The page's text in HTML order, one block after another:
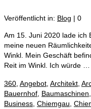
Veröffentlicht in: Blog | 0
Am 15. Juni 2020 lade ich
meine neuen
Winkl. Mein Geschäft
Reit im Winkl. Ich würde …
360 Angebot Architekt
Bauernhof Baumaschinen
Business Chiemgau